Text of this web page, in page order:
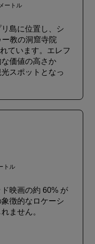
ートル
島に位置し、シ
教の洞窟寺院
ています。エレフ
価値の高さか
スポットとなっ
トル
映画の約 60% が
徴的なロケーシ
ません。